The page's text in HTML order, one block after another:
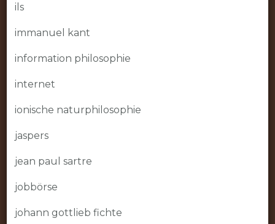
ils
immanuel kant
information philosophie
internet
ionische naturphilosophie
jaspers
jean paul sartre
jobbörse
johann gottlieb fichte